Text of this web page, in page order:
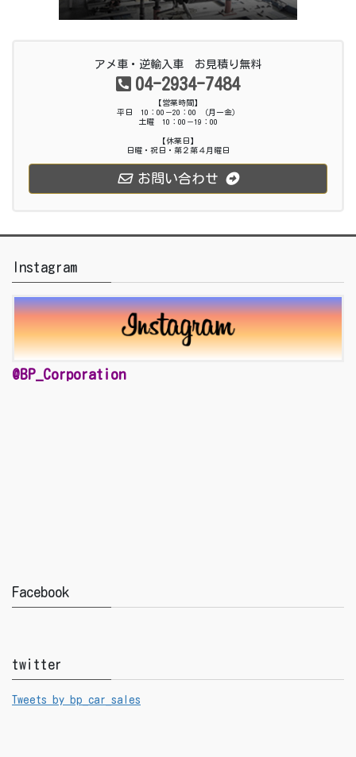
アメ車・逆輸入車 お見積り無料
04-2934-7484
【営業時間】
平日 10：00－20：00 （月ー金）
土曜 10：00－19：00
【休業日】
日曜・祝日・第２第４月曜日
お問い合わせ
Instagram
@BP_Corporation
Facebook
twitter
Tweets by bp_car_sales